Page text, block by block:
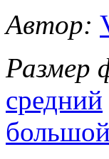
Автор:
Размер
средний
большой